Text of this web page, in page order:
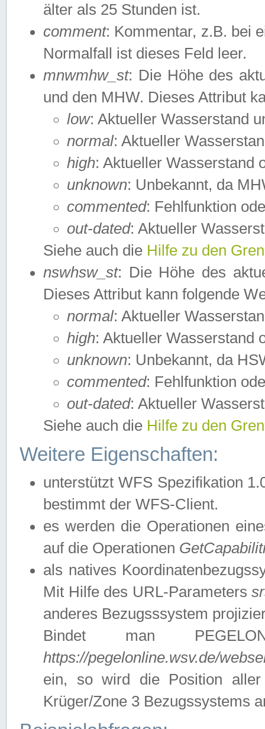
älter als 25 Stunden ist.
comment: Kommentar, z.B. bei
Normalfall ist dieses Feld leer.
mnwmhw_st: Die Höhe des
und den MHW. Dieses Attribut
low: Aktueller Wasserstand
normal: Aktueller
high: Aktueller Wasserstand
unknown: Unbekannt, da
commented: Fehlfunktion
out-dated: Aktueller
Siehe auch die Hilfe zu den
nswhsw_st: Die Höhe des
Dieses Attribut kann folgende
normal: Aktueller
high: Aktueller Wasserstand
unknown: Unbekannt, da
commented: Fehlfunktion
out-dated: Aktueller
Siehe auch die Hilfe zu den
Weitere Eigenschaften:
unterstützt WFS Spezifikation
bestimmt der WFS-Client.
es werden die Operationen
auf die Operationen
als natives
Mit Hilfe des URL-Parameters
anderes Bezugsssystem
Bindet man
https://pegelonline.wsv.de/
ein, so wird die Position
Krüger/Zone 3 Bezugssystems